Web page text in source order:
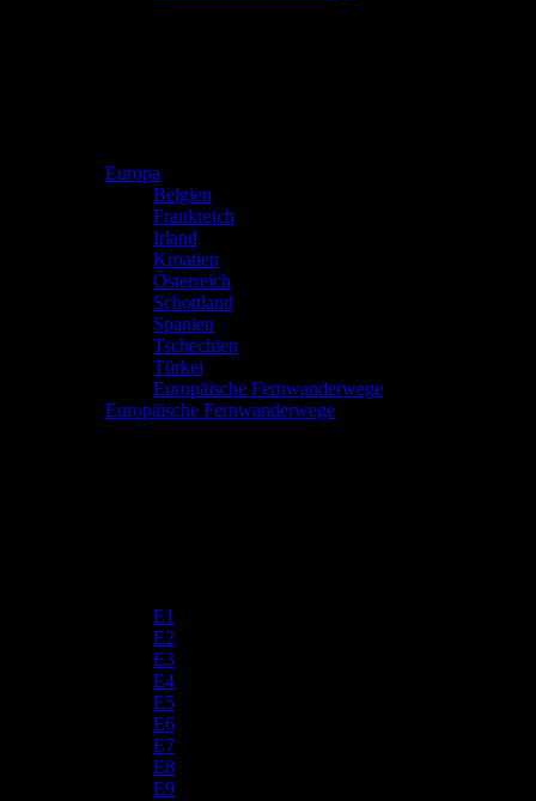
Europa
Belgien
Frankreich
Irland
Kroatien
Österreich
Schottland
Spanien
Tschechien
Türkei
Europäische Fernwanderwege
Europäische Fernwanderwege
E1
E2
E3
E4
E5
E6
E7
E8
E9